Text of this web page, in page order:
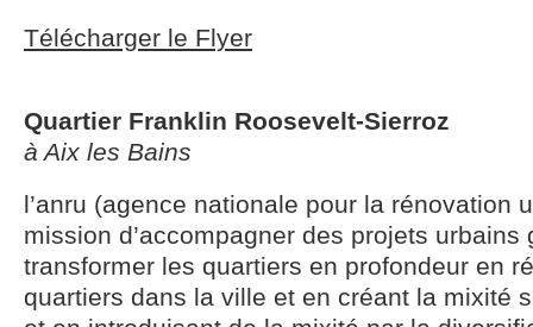
Télécharger le Flyer
Quartier Franklin Roosevelt-Sierroz
à Aix les Bains
l’anru (agence nationale pour la rénovation
mission d’accompagner des projets urbains
transformer les quartiers en profondeur en
quartiers dans la ville et en créant la mixité